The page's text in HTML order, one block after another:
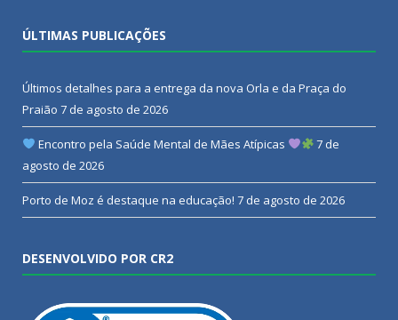
ÚLTIMAS PUBLICAÇÕES
Últimos detalhes para a entrega da nova Orla e da Praça do
Praião 7 de agosto de 2026
Encontro pela Saúde Mental de Mães Atípicas
7 de
agosto de 2026
Porto de Moz é destaque na educação! 7 de agosto de 2026
DESENVOLVIDO POR CR2